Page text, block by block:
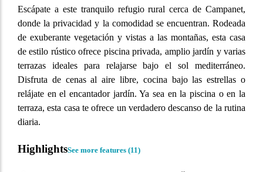
Escápate a este tranquilo refugio rural cerca de Campanet,
donde la privacidad y la comodidad se encuentran. Rodeada
de exuberante vegetación y vistas a las montañas, esta casa
de estilo rústico ofrece piscina privada, amplio jardín y varias
terrazas ideales para relajarse bajo el sol mediterráneo.
Disfruta de cenas al aire libre, cocina bajo las estrellas o
relájate en el encantador jardín. Ya sea en la piscina o en la
terraza, esta casa te ofrece un verdadero descanso de la rutina
diaria.
HighlightsSee more features (11)